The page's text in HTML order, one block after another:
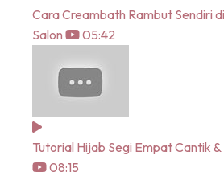
Cara Creambath Rambut Sendiri
Salon
05:42
Tutorial Hijab Segi Empat Cantik
08:15